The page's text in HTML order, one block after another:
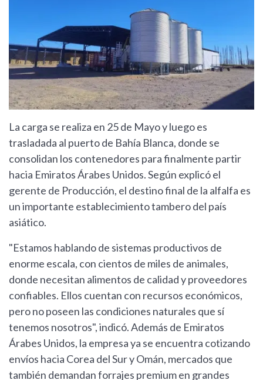
La carga se realiza en 25 de Mayo y luego es
trasladada al puerto de Bahía Blanca, donde se
consolidan los contenedores para finalmente partir
hacia Emiratos Árabes Unidos. Según explicó el
gerente de Producción, el destino final de la alfalfa es
un importante establecimiento tambero del país
asiático.
"Estamos hablando de sistemas productivos de
enorme escala, con cientos de miles de animales,
donde necesitan alimentos de calidad y proveedores
confiables. Ellos cuentan con recursos económicos,
pero no poseen las condiciones naturales que sí
tenemos nosotros", indicó. Además de Emiratos
Árabes Unidos, la empresa ya se encuentra cotizando
envíos hacia Corea del Sur y Omán, mercados que
también demandan forrajes premium en grandes